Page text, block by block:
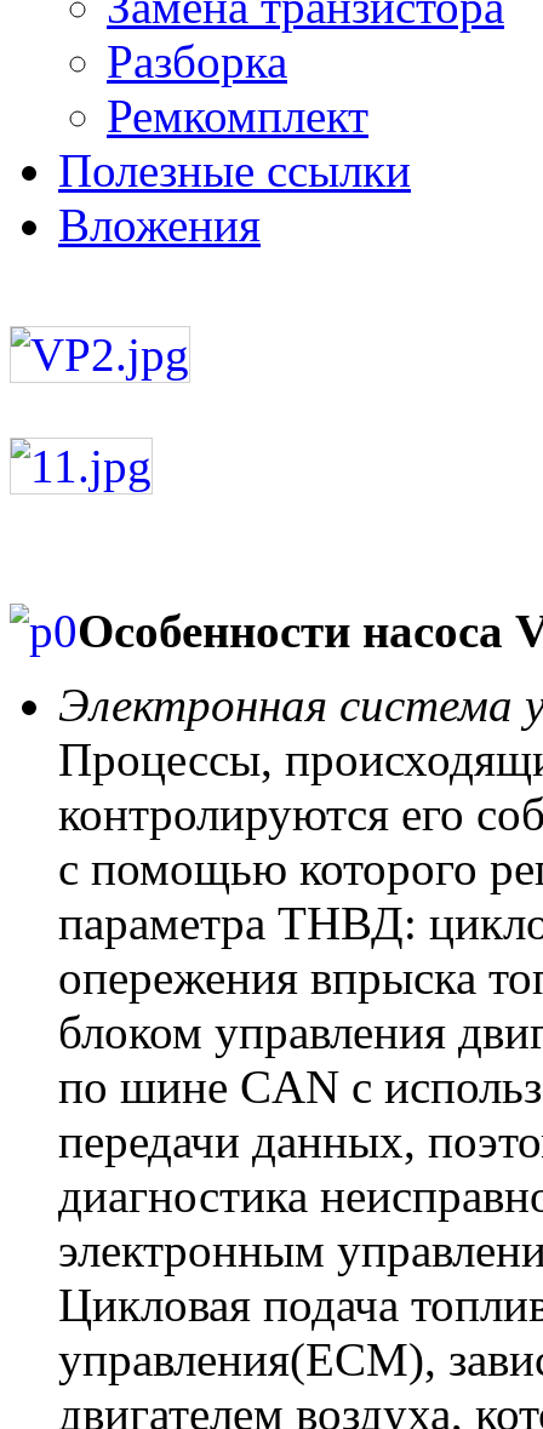
Разборка
Ремкомплект
Полезные ссылки
Вложения
Особенности насоса
Электронная система
Процессы,
контролируются его
с помощью которого
параметра ТНВД:
опережения впрыска
блоком управления
по шине CAN с
передачи данных,
диагностика
электронным
Цикловая подача
управления(ECM),
двигателем воздуха,